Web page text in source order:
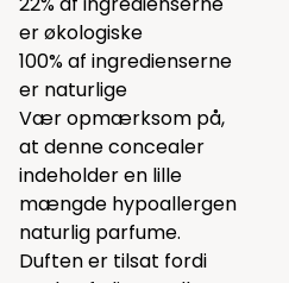
er økologiske
100% af ingredienserne
er naturlige
Vær opmærksom på,
at denne concealer
indeholder en lille
mængde hypoallergen
naturlig parfume.
Duften er tilsat fordi